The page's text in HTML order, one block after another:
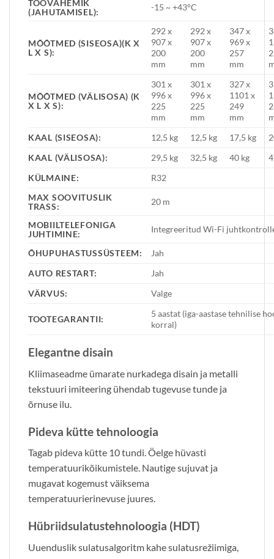
TÖÖVAHEMIK
(JAHUTAMISEL):
-15 ~ +43°C
MÕÕTMED (SISEOSA)(K X
L X S):
292 x
907 x
200
mm
292 x
907 x
200
mm
347 x
969 x
257
mm
MÕÕTMED (VÄLISOSA) (K
X L X S):
301 x
996 x
225
mm
301 x
996 x
225
mm
327 x
1101 x
249
mm
KAAL (SISEOSA):
12,5 kg 12,5 kg 17,5 kg
KAAL (VÄLISOSA):
29,5 kg 32,5 kg 40 kg
KÜLMAINE:
R32
MAX SOOVITUSLIK
TRASS:
20 m
MOBIILTELEFONIGA
JUHTIMINE:
Integreeritud Wi-Fi
ÕHUPUHASTUSSÜSTEEM:
Jah
AUTO RESTART:
Jah
VÄRVUS:
Valge
TOOTEGARANTII:
5 aastat (iga-aastase tehnilise
korral)
Elegantne disain
Kliimaseadme ümarate nurkadega disain ja metalli
tekstuuri imiteering ühendab tugevuse tunde ja
õrnuse ilu.
Pideva kütte tehnoloogia
Tagab pideva kütte 10 tundi. Öelge hüvasti
temperatuurikõikumistele. Nautige sujuvat ja
mugavat kogemust väiksema
temperatuurierinevuse juures.
Hübriidsulatustehnoloogia (HDT)
Uuenduslik sulatusalgoritm kahe sulatusrežiimiga,